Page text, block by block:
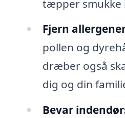
tæpper smukke
Fjern
pollen og
dræber også
dig og din
Bevar